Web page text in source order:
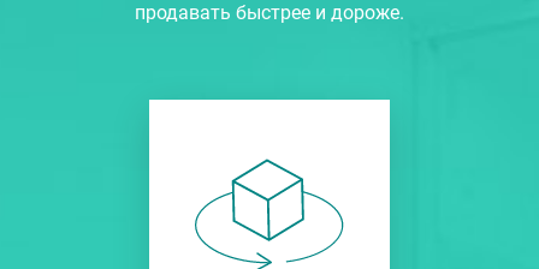
продавать быстрее и дороже.